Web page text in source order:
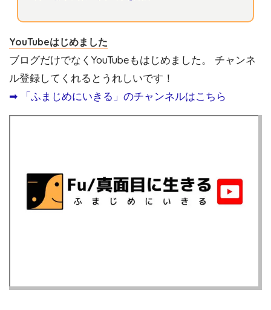
YouTubeはじめました
ブログだけでなくYouTubeもはじめました。 チャンネ
ル登録してくれるとうれしいです！
➡︎ 「ふまじめにいきる」のチャンネルはこちら